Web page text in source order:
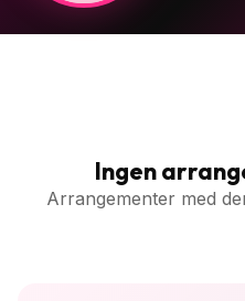
Ingen
Arrangementer med